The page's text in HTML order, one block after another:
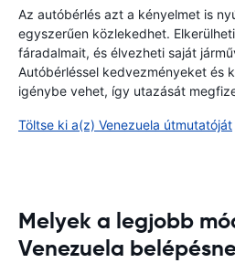
Az autóbérlés azt a kényelmet is
egyszerűen közlekedhet.
fáradalmait, és élvezheti saját
Autóbérléssel kedvezményeket és
igénybe vehet, így utazását
Töltse ki a(z) Venezuela útmutatóját
Melyek a legjobb
Venezuela